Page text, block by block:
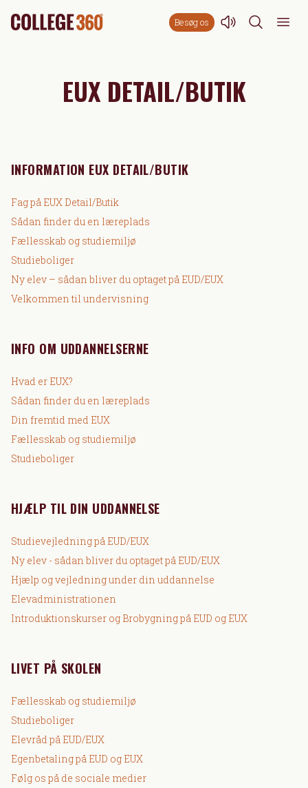
Besøg os
EUX DETAIL/BUTIK
INFORMATION EUX DETAIL/BUTIK
Fag på EUX Detail/Butik
Sådan finder du en læreplads
Fællesskab og studiemiljø
Studieboliger
Ny elev – sådan bliver du optaget på EUD/EUX
Velkommen til undervisning
INFO OM UDDANNELSERNE
Hvad er EUX?
Sådan finder du en læreplads
Din fremtid med EUX
Fællesskab og studiemiljø
Studieboliger
HJÆLP TIL DIN UDDANNELSE
Studievejledning på EUD/EUX
Ny elev - sådan bliver du optaget på EUD/EUX
Hjælp og vejledning under din uddannelse
Elevadministrationen
Introduktionskurser og Brobygning på EUD og EUX
LIVET PÅ SKOLEN
Fællesskab og studiemiljø
Studieboliger
Elevråd på EUD/EUX
Egenbetaling på EUD og EUX
Følg os på de sociale medier